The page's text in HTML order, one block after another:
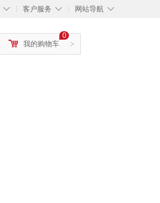
◇ ◇
客户服务 ◇
网站导航
>
0
我的购物车